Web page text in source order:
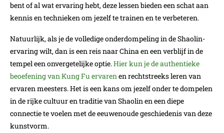
bent of al wat ervaring hebt, deze lessen bieden een schat aan
kennis en technieken om jezelf te trainen en te verbeteren.
Natuurlijk, als je de volledige onderdompeling in de Shaolin-
ervaring wilt, dan is een reis naar China en een verblijf in de
tempel een onvergetelijke optie.Hier kun je de authentieke
beoefening van Kung Fu ervarenen rechtstreeks leren van
ervaren meesters. Het is een kans om jezelf onder te dompelen
in de rijke cultuur en traditie van Shaolin en een diepe
connectie te voelen met de eeuwenoude geschiedenis van deze
kunstvorm.